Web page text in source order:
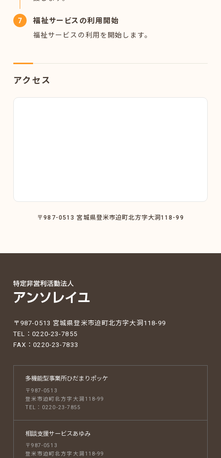
福祉サービスの利用開始
福祉サービスの利用を開始します。
アクセス
〒987-0513 宮城県登米市迫町北方字大洞118-99
〒987-0513 宮城県登米市迫町北方字大洞118-99
TEL：0220-23-7855
FAX：0220-23-7833
多機能型事業所ひだまりポッケ
〒987-0513
登米市迫町北方字大洞118-99
TEL：0220-23-7855
相談支援サービスあゆみ
〒987-0513
登米市迫町北方字大洞118-99